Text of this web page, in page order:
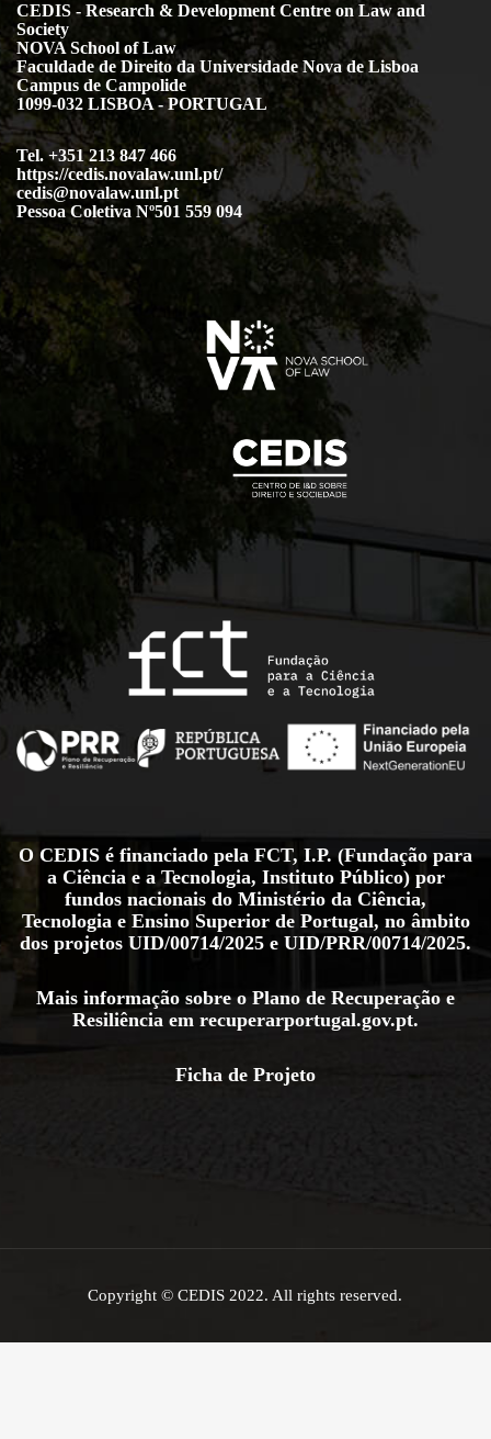
CEDIS - Research & Development Centre on Law and
Society
NOVA School of Law
Faculdade de Direito da Universidade Nova de Lisboa
Campus de Campolide
1099-032 LISBOA - PORTUGAL
Tel. +351 213 847 466
https://cedis.novalaw.unl.pt/
cedis@novalaw.unl.pt
Pessoa Coletiva Nº501 559 094
O CEDIS é financiado pela FCT, I.P. (Fundação para
a Ciência e a Tecnologia, Instituto Público) por
fundos nacionais do Ministério da Ciência,
Tecnologia e Ensino Superior de Portugal, no âmbito
dos projetos UID/00714/2025 e UID/PRR/00714/2025.
Mais informação sobre o Plano de Recuperação e
Resiliência em recuperarportugal.gov.pt.
Ficha de Projeto
Copyright © CEDIS 2022. All rights reserved.